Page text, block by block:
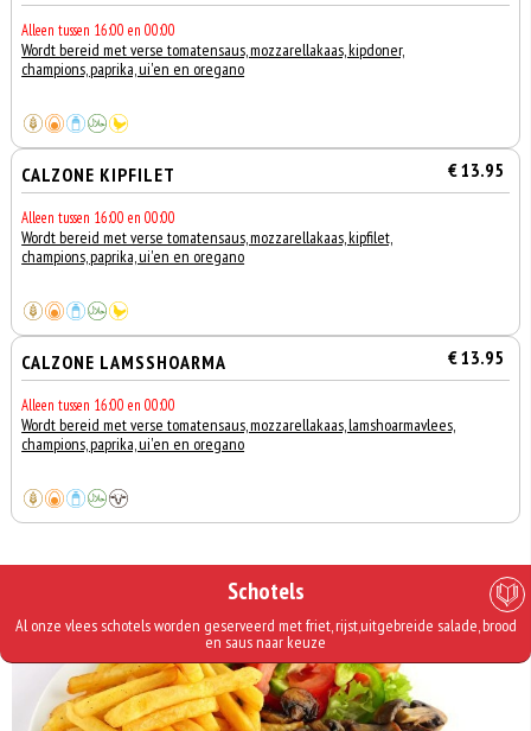
Alleen tussen 16:00 en 00:00
Wordt bereid met verse tomatensaus, mozzarellakaas, kipdoner,
champions, paprika, ui'en en oregano
CALZONE KIPFILET € 13.95
Alleen tussen 16:00 en 00:00
Wordt bereid met verse tomatensaus, mozzarellakaas, kipfilet,
champions, paprika, ui'en en oregano
CALZONE LAMSSHOARMA € 13.95
Alleen tussen 16:00 en 00:00
Wordt bereid met verse tomatensaus, mozzarellakaas, lamshoarmavlees,
champions, paprika, ui'en en oregano
Schotels
Al onze vlees schotels worden geserveerd met friet, rijst,uitgebreide salade, brood
en saus naar keuze